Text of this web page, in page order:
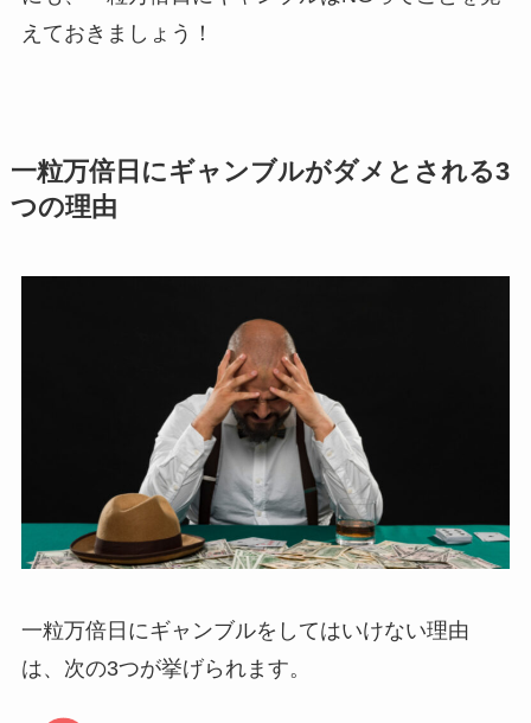
えておきましょう！
一粒万倍日にギャンブルがダメとされる3
つの理由
一粒万倍日にギャンブルをしてはいけない理由
は、次の3つが挙げられます。